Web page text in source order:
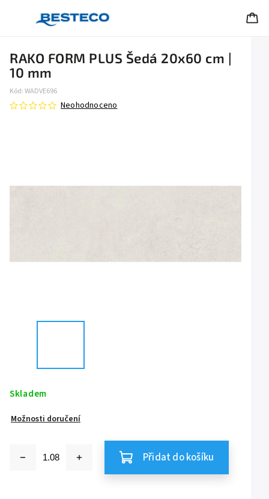
RAKO FORM PLUS Šedá 20x60 cm |
10 mm
Kód:WADVE696
Neohodnoceno
Skladem
Možnosti doručení
Přidat do košíku